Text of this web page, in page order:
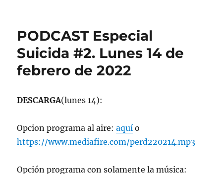
PODCAST Especial
Suicida #2. Lunes 14 de
febrero de 2022
DESCARGA(lunes 14):
Opcion programa al aire:aquí o
https://www.mediafire.com/perd220214.mp3
Opción programa con solamente la música: